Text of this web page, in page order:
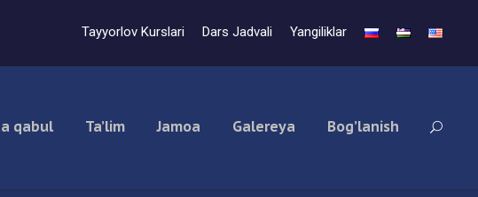
Tayyorlov Kurslari Dars Jadvali Yangiliklar
qabul Ta’lim Jamoa Galereya Bog’lanish